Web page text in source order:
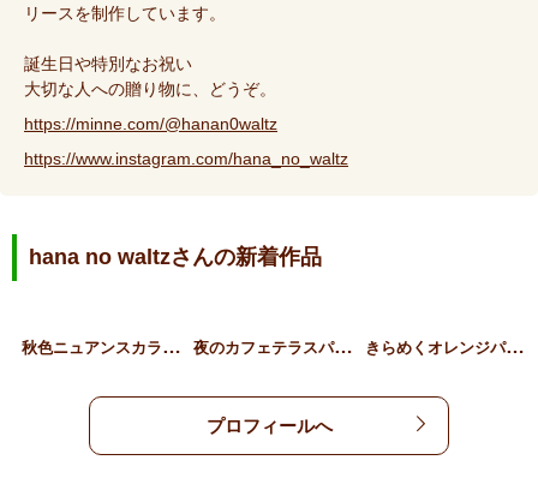
リースを制作しています。
誕生日や特別なお祝い
大切な人への贈り物に、どうぞ。
https://minne.com/@hanan0waltz
https://www.instagram.com/hana_no_waltz
hana no waltzさんの新着作品
秋
色ニュアンスカラーリース 夜
のカフェテラスパフェ き
らめくオレンジパフェのリ…
プロフィールへ